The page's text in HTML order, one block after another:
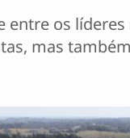
entre os
mas